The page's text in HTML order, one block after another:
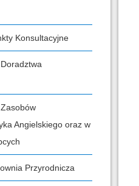
Konsultacyjne
Angielskiego oraz w
Przyrodnicza